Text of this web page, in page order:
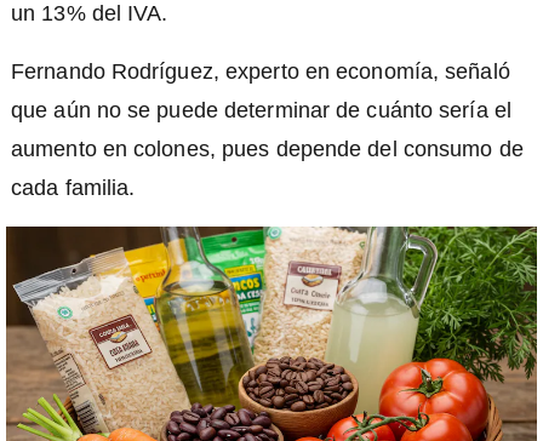
un 13% del IVA.
Fernando Rodríguez, experto en economía, señaló
que aún no se puede determinar de cuánto sería el
aumento en colones, pues depende del consumo de
cada familia.